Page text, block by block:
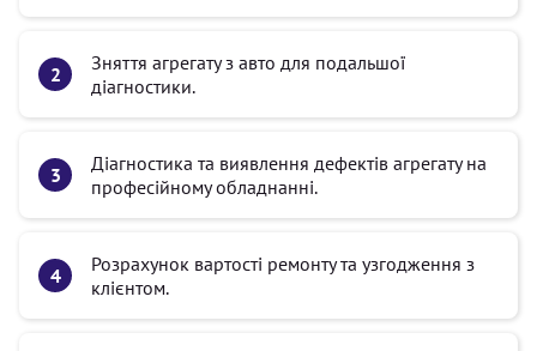
Зняття агрегату з авто для подальшої
діагностики.
Діагностика та виявлення дефектів агрегату на
професійному обладнанні.
Розрахунок вартості ремонту та узгодження з
клієнтом.